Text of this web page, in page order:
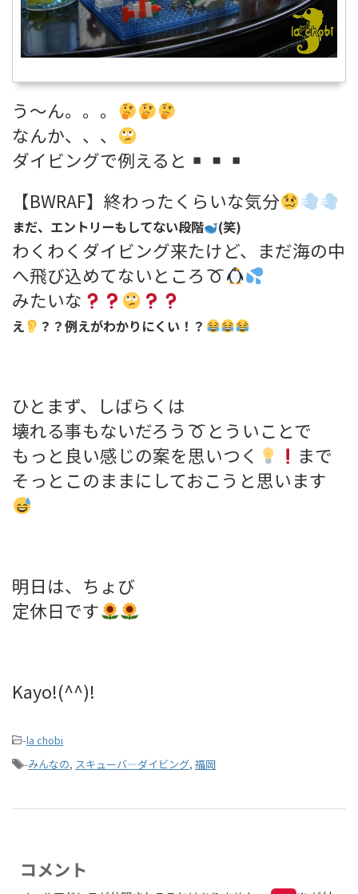
う～ん。。。
なんか、、、
ダイビングで例えると
【BWRAF】終わったくらいな気分
まだ、エントリーもしてない段階 (笑)
わくわくダイビング来たけど、まだ海の中
へ飛び込めてないところ
みたいな
え ？？例えがわかりにくい！？
ひとまず、しばらくは
壊れる事もないだろう
とういことで
もっと良い感じの案を思いつく
まで
そっとこのままにしておこうと思います
明日は、ちょび
定休日です
Kayo!(^^)!
-la chobi
-みんなの, スキューバ―ダイビング, 福岡
コメント